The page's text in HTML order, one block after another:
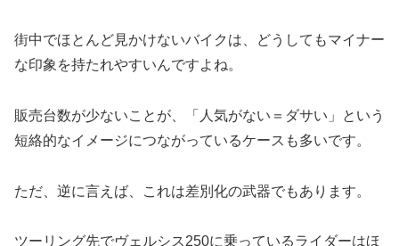
街中でほとんど見かけないバイクは、どうしてもマイナー
な印象を持たれやすいんですよね。
販売台数が少ないことが、「人気がない＝ダサい」という
短絡的なイメージにつながっているケースも多いです。
ただ、逆に言えば、これは差別化の武器でもあります。
ツーリング先でヴェルシス250に乗っているライダーはほ